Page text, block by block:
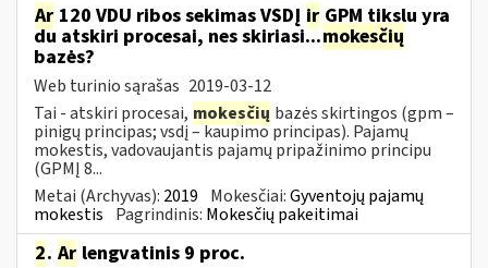
Ar 120 VDU ribos sekimas VSDĮ ir GPM tikslu yra
du atskiri procesai, nes skiriasi...mokesčių
bazės?
Web turinio sąrašas 2019-03-12
Tai - atskiri procesai, mokesčių bazės skirtingos (gpm –
pinigų principas; vsdį – kaupimo principas). Pajamų
mokestis, vadovaujantis pajamų pripažinimo principu
(GPMĮ 8...
Metai (Archyvas): 2019 Mokesčiai:Gyventojų pajamų
mokestis Pagrindinis: Mokesčių pakeitimai
2. Ar lengvatinis 9 proc.